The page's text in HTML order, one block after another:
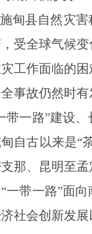
施甸县自然灾
受全球气候
工作面临的
事故仍然时
带一路”建设
自古以来是“
那、昆明至
一带一路”面
社会创新发